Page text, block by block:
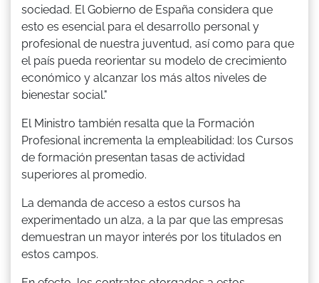
sociedad. El Gobierno de España considera que
esto es esencial para el desarrollo personal y
profesional de nuestra juventud, así como para que
el país pueda reorientar su modelo de crecimiento
económico y alcanzar los más altos niveles de
bienestar social."
El Ministro también resalta que la Formación
Profesional incrementa la empleabilidad: los Cursos
de formación presentan tasas de actividad
superiores al promedio.
La demanda de acceso a estos cursos ha
experimentado un alza, a la par que las empresas
demuestran un mayor interés por los titulados en
estos campos.